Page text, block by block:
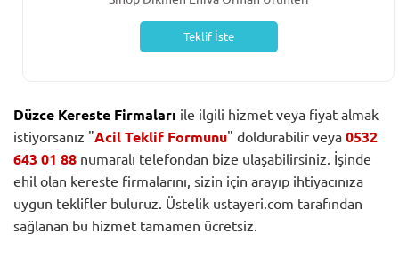
Teklif İste
Düzce Kereste Firmaları ile ilgili hizmet veya fiyat almak
istiyorsanız "Acil Teklif Formunu" doldurabilir veya 0532
643 01 88 numaralı telefondan bize ulaşabilirsiniz. İşinde
ehil olan kereste firmalarını, sizin için arayıp ihtiyacınıza
uygun teklifler buluruz. Üstelik ustayeri.com tarafından
sağlanan bu hizmet tamamen ücretsiz.